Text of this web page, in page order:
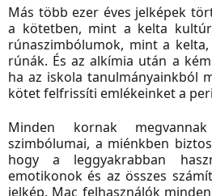
Más több ezer éves jelképek
a kötetben, mint a kelta
rúnaszimbólumok, mint a
rúnák. És az alkímia után a
ha az iskola tanulmányainkból
kötet felfrissíti emlékeinket a
Minden kornak
szimbólumai, a miénkben
hogy a leggyakrabban
emotikonok és az összes
jelkép. Mac felhasználók